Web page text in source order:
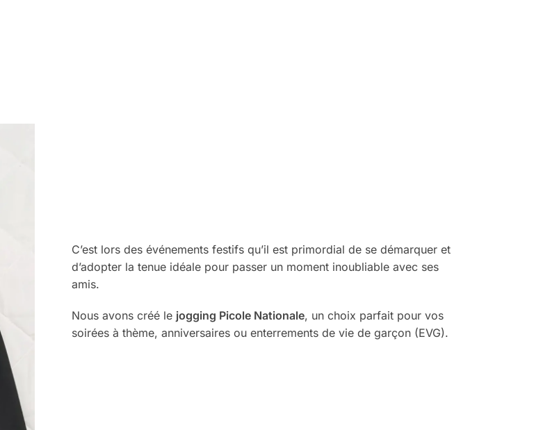
C’est lors des événements festifs qu’il est primordial de se démarquer et
d’adopter la tenue idéale pour passer un moment inoubliable avec ses
amis.
Nous avons créé le jogging Picole Nationale, un choix parfait pour vos
soirées à thème, anniversaires ou enterrements de vie de garçon (EVG).